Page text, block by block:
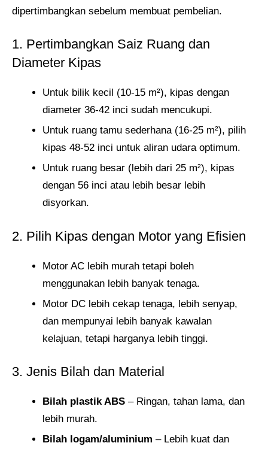
dipertimbangkan sebelum membuat pembelian.
1. Pertimbangkan Saiz Ruang dan
Diameter Kipas
Untuk bilik kecil (10-15 m²), kipas dengan
diameter 36-42 inci sudah mencukupi.
Untuk ruang tamu sederhana (16-25 m²), pilih
kipas 48-52 inci untuk aliran udara optimum.
Untuk ruang besar (lebih dari 25 m²), kipas
dengan 56 inci atau lebih besar lebih
disyorkan.
2. Pilih Kipas dengan Motor yang Efisien
Motor AC lebih murah tetapi boleh
menggunakan lebih banyak tenaga.
Motor DC lebih cekap tenaga, lebih senyap,
dan mempunyai lebih banyak kawalan
kelajuan, tetapi harganya lebih tinggi.
3. Jenis Bilah dan Material
Bilah plastik ABS – Ringan, tahan lama, dan
lebih murah.
Bilah logam/aluminium – Lebih kuat dan